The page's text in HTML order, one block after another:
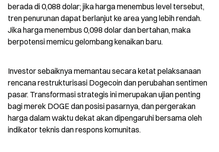
berada di 0,088 dolar; jika harga menembus level tersebut,
tren penurunan dapat berlanjut ke area yang lebih rendah.
Jika harga menembus 0,098 dolar dan bertahan, maka
berpotensi memicu gelombang kenaikan baru.
Investor sebaiknya memantau secara ketat pelaksanaan
rencana restrukturisasi Dogecoin dan perubahan sentimen
pasar. Transformasi strategis ini merupakan ujian penting
bagi merek DOGE dan posisi pasarnya, dan pergerakan
harga dalam waktu dekat akan dipengaruhi bersama oleh
indikator teknis dan respons komunitas.